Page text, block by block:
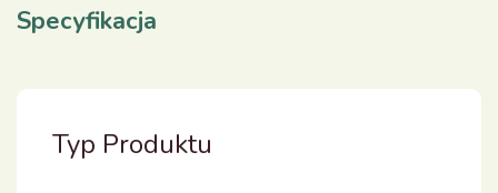
Specyfikacja
Typ Produktu